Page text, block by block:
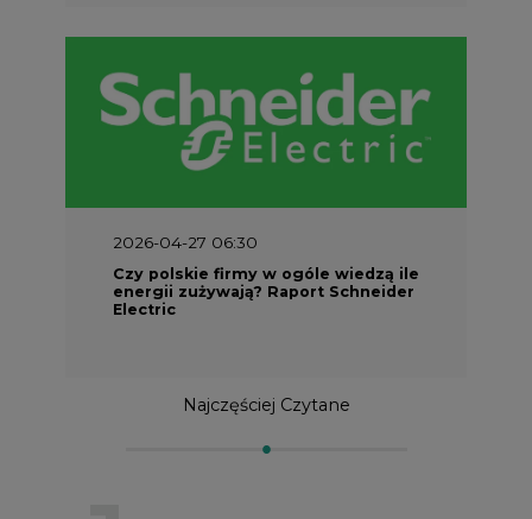
2026-04-27 06:30
Czy polskie firmy w ogóle wiedzą ile
energii zużywają? Raport Schneider
Electric
Najczęściej Czytane